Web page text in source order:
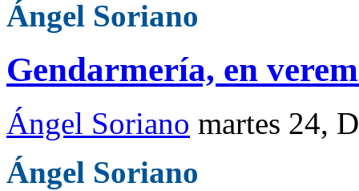
Ángel Soriano
Gendarmería, en
Ángel Soriano martes 24,
Ángel Soriano